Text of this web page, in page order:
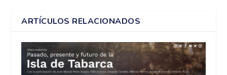
ARTÍCULOS RELACIONADOS